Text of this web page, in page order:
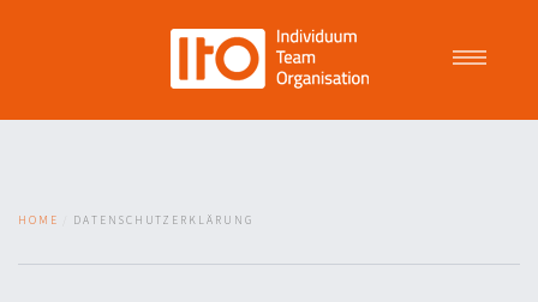
HOME DATENSCHUTZERKLÄRUNG